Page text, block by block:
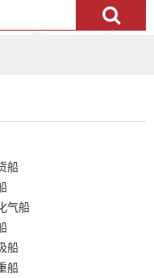
船
气船
船
船